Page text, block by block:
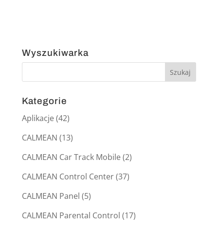
Wyszukiwarka
Kategorie
Aplikacje(42)
CALMEAN (13)
CALMEAN Car Track Mobile(2)
CALMEAN Control Center(37)
CALMEAN Panel (5)
CALMEAN Parental Control (17)